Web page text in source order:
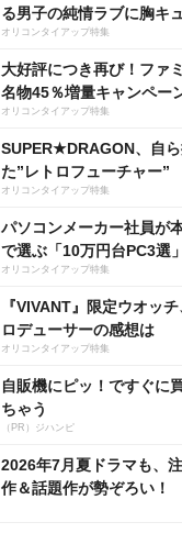
る男子の純情ラブに胸キ
オリコンタイアップ特集
大好評につき再び！ファ
名物45％増量キャンペー
オリコンタイアップ特集
SUPER★DRAGON、自
た”レトロフューチャー”
オリコンタイアップ特集
パソコンメーカー社員が
で選ぶ「10万円台PC3選」
オリコンタイアップ特集
『VIVANT』限定ウオッ
ロデューサーの感想は
オリコンタイアップ特集
自販機にピッ！ですぐに
ちゃう
（PR）ジハンピ
2026年7月夏ドラマも、
作＆話題作が勢ぞろい！